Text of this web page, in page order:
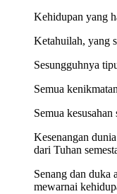
Kehidupan yang
Ketahuilah, yang
Sesungguhnya
Semua
Semua
Kesenangan
dari Tuhan
Senang dan duka
mewarnai